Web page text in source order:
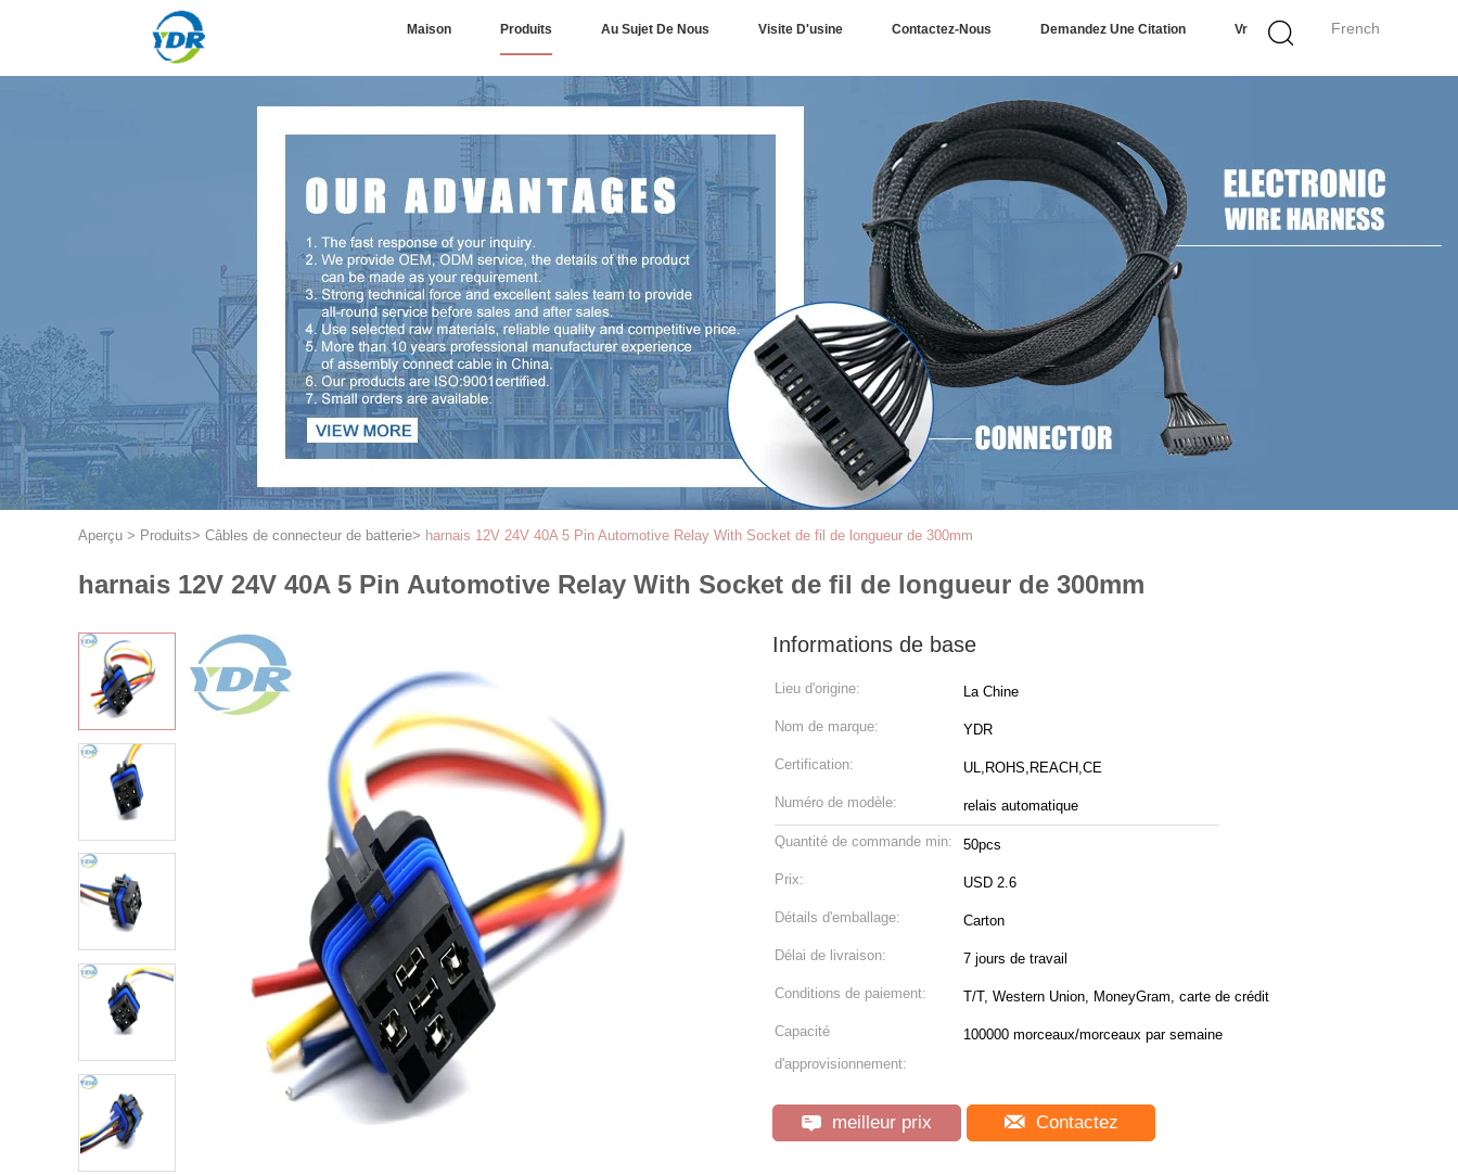
French
Maison Produits Au Sujet De Nous Visite D'usine Contactez-Nous Demandez Une Citation Vr
Aperçu > Produits> Câbles de connecteur de batterie> harnais 12V 24V 40A 5 Pin Automotive Relay With Socket de fil de longueur de 300mm
harnais 12V 24V 40A 5 Pin Automotive Relay With Socket de fil de longueur de 300mm
Informations de base
Lieu d'origine: La Chine
Nom de marque: YDR
Certification: UL,ROHS,REACH,CE
Numéro de modèle: relais automatique
Quantité de commande min: 50pcs
Prix: USD 2.6
Détails d'emballage: Carton
Délai de livraison: 7 jours de travail
Conditions de paiement: T/T, Western Union, MoneyGram, carte de crédit
Capacité
d'approvisionnement:
100000 morceaux/morceaux par semaine
meilleur prix Contactez